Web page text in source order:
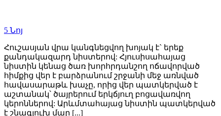
5 Նոյ
Հուշասյան վրա կանգնեցվող խոյակ է` երեք
քանդակազարդ նիստերով: Հյուսիսահայաց
նիստին կենաց ծառ խորհրդանշող ոճավորված
հիմքից վեր է բարձրանում շրջանի մեջ առնված
հավասարաթև խաչը, որից վեր պատկերված է
աշտանակ՝ ծայրերում երկճյուղ բոցավառվող
կերոններով: Արևմտահայաց նիստին պատկերված
է շնագլուխ մար [...]